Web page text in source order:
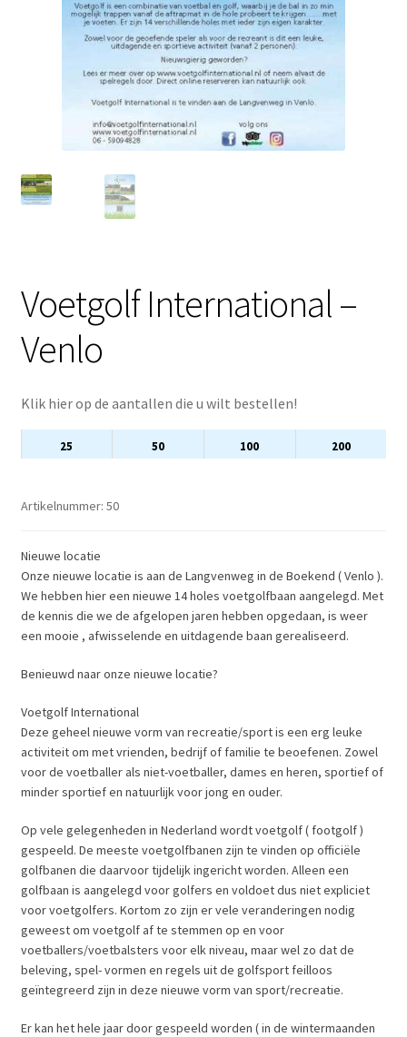
Voetgolf International –
Venlo
Klik hier op de aantallen die u wilt bestellen!
25 50 100 200
Artikelnummer: 50
Nieuwe locatie
Onze nieuwe locatie is aan de Langvenweg in de Boekend ( Venlo ).
We hebben hier een nieuwe 14 holes voetgolfbaan aangelegd. Met
de kennis die we de afgelopen jaren hebben opgedaan, is weer
een mooie , afwisselende en uitdagende baan gerealiseerd.
Benieuwd naar onze nieuwe locatie?
Voetgolf International
Deze geheel nieuwe vorm van recreatie/sport is een erg leuke
activiteit om met vrienden, bedrijf of familie te beoefenen. Zowel
voor de voetballer als niet-voetballer, dames en heren, sportief of
minder sportief en natuurlijk voor jong en ouder.
Op vele gelegenheden in Nederland wordt voetgolf ( footgolf )
gespeeld. De meeste voetgolfbanen zijn te vinden op officiële
golfbanen die daarvoor tijdelijk ingericht worden. Alleen een
golfbaan is aangelegd voor golfers en voldoet dus niet expliciet
voor voetgolfers. Kortom zo zijn er vele veranderingen nodig
geweest om voetgolf af te stemmen op en voor
voetballers/voetbalsters voor elk niveau, maar wel zo dat de
beleving, spel- vormen en regels uit de golfsport feilloos
geïntegreerd zijn in deze nieuwe vorm van sport/recreatie.
Er kan het hele jaar door gespeeld worden ( in de wintermaanden